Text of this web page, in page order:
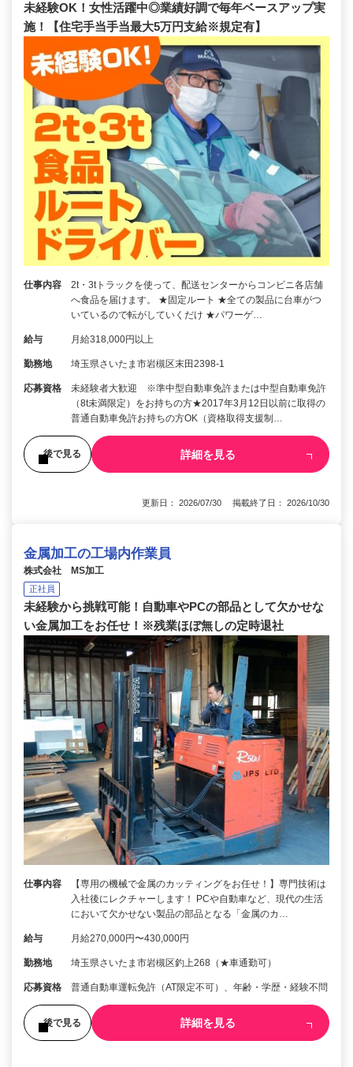
未経験OK！女性活躍中◎業績好調で毎年ベースアップ実
施！【住宅手当手当最大5万円支給※規定有】
仕事内容
2t・3tトラックを使って、配送センターからコンビニ各店舗
へ食品を届けます。 ★固定ルート ★全ての製品に台車がつ
いているので転がしていくだけ ★パワーゲ…
給与 月給318,000円以上
勤務地 埼玉県さいたま市岩槻区末田2398-1
応募資格
未経験者大歓迎 ※準中型自動車免許または中型自動車免許
（8t未満限定）をお持ちの方★2017年3月12日以前に取得の
普通自動車免許お持ちの方OK（資格取得支援制…
後で見る 詳細を見る
更新日： 2026/07/30 掲載終了日： 2026/10/30
金属加工の工場内作業員
株式会社 MS加工
正社員
未経験から挑戦可能！自動車やPCの部品として欠かせな
い金属加工をお任せ！※残業ほぼ無しの定時退社
仕事内容
【専用の機械で金属のカッティングをお任せ！】専門技術は
入社後にレクチャーします！ PCや自動車など、現代の生活
において欠かせない製品の部品となる「金属のカ…
給与 月給270,000円〜430,000円
勤務地 埼玉県さいたま市岩槻区釣上268（★車通勤可）
応募資格 普通自動車運転免許（AT限定不可）、年齢・学歴・経験不問
後で見る 詳細を見る